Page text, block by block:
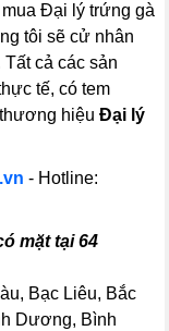
Đại lý trứng gà
tôi sẽ cử nhân
cả các sản
tế, có tem
thương hiệuĐại lý
- Hotline:
mặt tại 64
Bạc Liêu, Bắc
Dương, Bình